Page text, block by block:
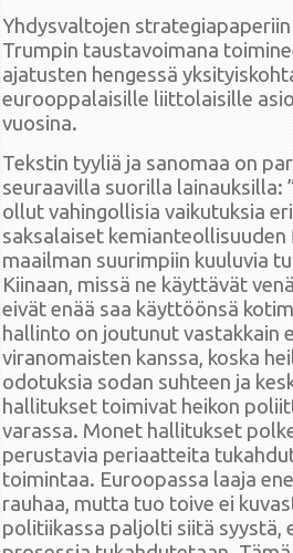
Yhdysvaltojen
Trumpin taustavoimana
ajatusten hengessä
eurooppalaisille liittolaisille
vuosina.
Tekstin tyyliä ja sanomaa on
seuraavilla suorilla lainauksilla:
ollut vahingollisia vaikutuksia
saksalaiset
maailman suurimpiin kuuluvia
Kiinaan, missä ne käyttävät
eivät enää saa käyttöönsä
hallinto on joutunut vastakkain
viranomaisten kanssa, koska
odotuksia sodan suhteen ja
hallitukset toimivat heikon
varassa. Monet hallitukset
perustavia periaatteita
toimintaa. Euroopassa laaja
rauhaa, mutta tuo toive ei
politiikassa paljolti siitä